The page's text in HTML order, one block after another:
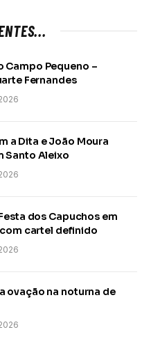
Campo Pequeno –
Fernandes
a Dita e João Moura
Santo Aleixo
dos Capuchos em
cartel definido
ovação na noturna de